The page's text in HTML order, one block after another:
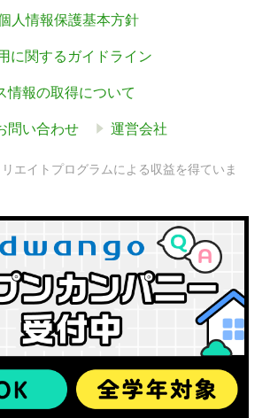
人情報保護基本方針
に関するガイドライン
情報の取得について
問い合わせ 運営会社
エイトプログラムによる収益を得ていま